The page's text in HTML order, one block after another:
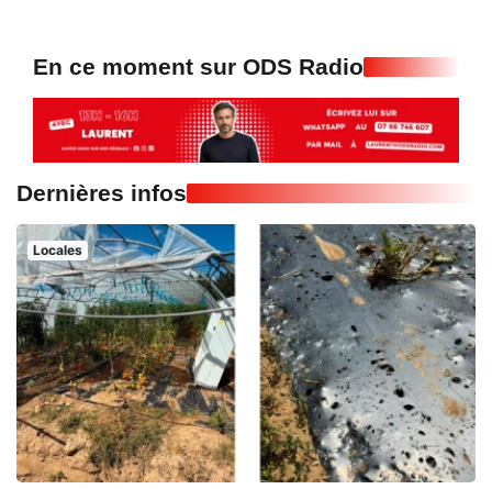
En ce moment sur ODS Radio
Dernières infos
Locales